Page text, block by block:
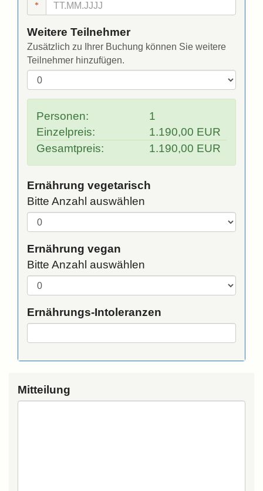
Weitere Teilnehmer
Zusätzlich zu Ihrer Buchung können Sie weitere
Teilnehmer hinzufügen.
Personen:
1
Einzelpreis:
1.190,00 EUR
Gesamtpreis:
1.190,00 EUR
Ernährung vegetarisch
Bitte Anzahl auswählen
Ernährung vegan
Bitte Anzahl auswählen
Ernährungs-Intoleranzen
Mitteilung